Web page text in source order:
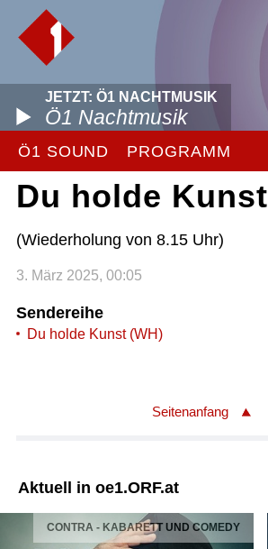
JETZT: Ö1 NACHTMUSIK
Ö1 Nachtmusik
Ö1 SOUND PROGRAMM
Du holde Kunst
(Wiederholung von 8.15 Uhr)
3. März 2025, 00:05
Sendereihe
Du holde Kunst (WH)
Seitenanfang
Aktuell in oe1.ORF.at
CONTRA - KABARETT UND COMEDY